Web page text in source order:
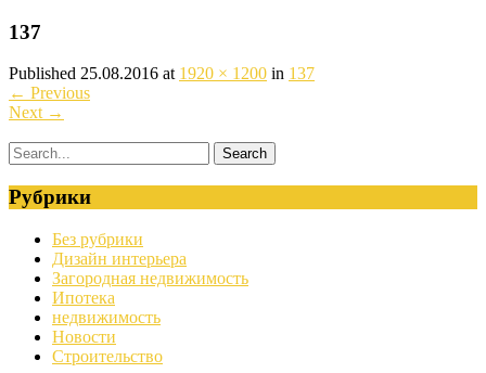
137
Published 25.08.2016 at 1920 × 1200 in 137
← Previous
Next →
Рубрики
Без рубрики
Дизайн интерьера
Загородная недвижимость
Ипотека
недвижимость
Новости
Строительство